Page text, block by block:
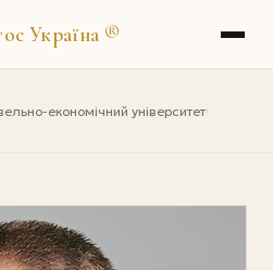
Україна ®
економічний університет›